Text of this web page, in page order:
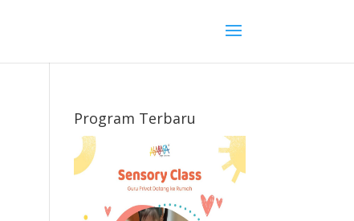
Program Terbaru